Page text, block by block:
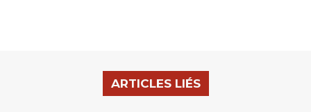
ARTICLES LIÉS